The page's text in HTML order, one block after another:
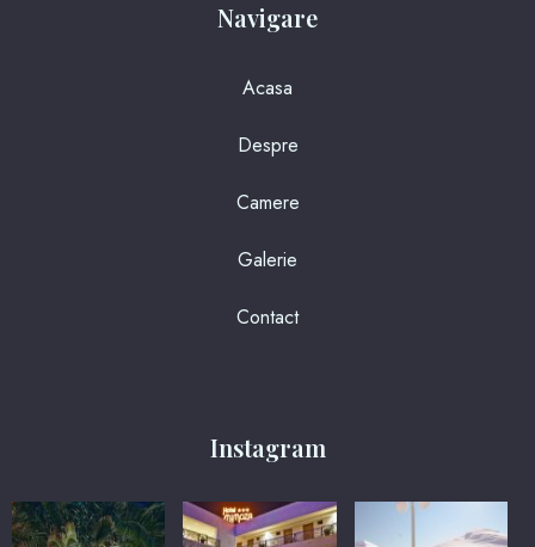
Navigare
Acasa
Despre
Camere
Galerie
Contact
Instagram